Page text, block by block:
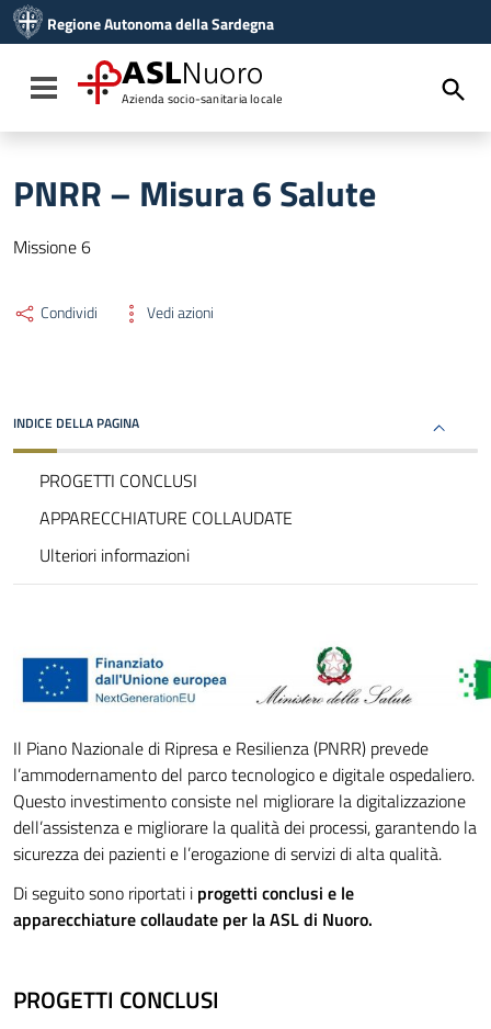
Vai al menu di navigazione
Vai al footer
Regione Autonoma della Sardegna
Toggle navigation
ASLNuoro
Azienda socio-sanitaria locale
PNRR – Misura 6 Salute
Missione 6
Condividi Vedi azioni
INDICE DELLA PAGINA
PROGETTI CONCLUSI
APPARECCHIATURE COLLAUDATE
Ulteriori informazioni
Il Piano Nazionale di Ripresa e Resilienza (PNRR) prevede
l’ammodernamento del parco tecnologico e digitale ospedaliero.
Questo investimento consiste nel migliorare la digitalizzazione
dell’assistenza e migliorare la qualità dei processi, garantendo la
sicurezza dei pazienti e l’erogazione di servizi di alta qualità.
Di seguito sono riportati i progetti conclusi e le
apparecchiature collaudate per la ASL di Nuoro.
PROGETTI CONCLUSI